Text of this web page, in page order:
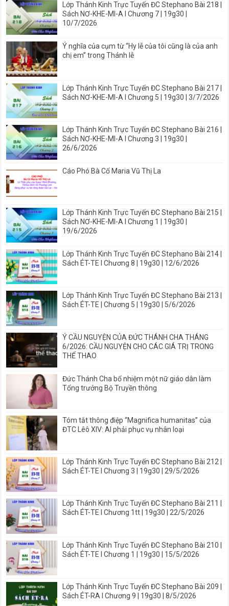
Lớp Thánh Kinh Trực Tuyến ĐC Stephano Bài 218 |
Sách NƠ-KHE-MI-A I Chương 7 | 19g30 |
10/7/2026
Ý nghĩa của cụm từ “Hy lễ của tôi cũng là của anh
chị em” trong Thánh lễ
Lớp Thánh Kinh Trực Tuyến ĐC Stephano Bài 217 |
Sách NƠ-KHE-MI-A I Chương 5 | 19g30 | 3/7/2026
Lớp Thánh Kinh Trực Tuyến ĐC Stephano Bài 216 |
Sách NƠ-KHE-MI-A I Chương 3 | 19g30 |
26/6/2026
Cáo Phó Bà Cố Maria Vũ Thị La
Lớp Thánh Kinh Trực Tuyến ĐC Stephano Bài 215 |
Sách NƠ-KHE-MI-A I Chương 1 | 19g30 |
19/6/2026
Lớp Thánh Kinh Trực Tuyến ĐC Stephano Bài 214 |
Sách ÉT-TE I Chương 8 | 19g30 | 12/6/2026
Lớp Thánh Kinh Trực Tuyến ĐC Stephano Bài 213 |
Sách ÉT-TE | Chương 5 | 19g30 | 5/6/2026
Ý CẦU NGUYỆN CỦA ĐỨC THÁNH CHA THÁNG
6/2026: CẦU NGUYỆN CHO CÁC GIÁ TRỊ TRONG
THỂ THAO
Đức Thánh Cha bổ nhiệm một nữ giáo dân làm
Tổng trưởng Bộ Truyền thông
Tóm tắt thông điệp “Magnifica humanitas” của
ĐTC Lêô XIV: AI phải phục vụ nhân loại
Lớp Thánh Kinh Trực Tuyến ĐC Stephano Bài 212 |
Sách ÉT-TE I Chương 3 | 19g30 | 29/5/2026
Lớp Thánh Kinh Trực Tuyến ĐC Stephano Bài 211 |
Sách ÉT-TE I Chương 1tt | 19g30 | 22/5/2026
Lớp Thánh Kinh Trực Tuyến ĐC Stephano Bài 210 |
Sách ÉT-TE I Chương 1 | 19g30 | 15/5/2026
Lớp Thánh Kinh Trực Tuyến ĐC Stephano Bài 209 |
Sách ÉT-RA I Chương 9 | 19g30 | 8/5/2026